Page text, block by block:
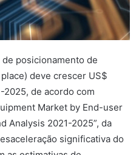
posicionamento de
deve crescer US$
2025, de acordo com
Market by End-user
Analysis 2021-2025”, da
significativa do